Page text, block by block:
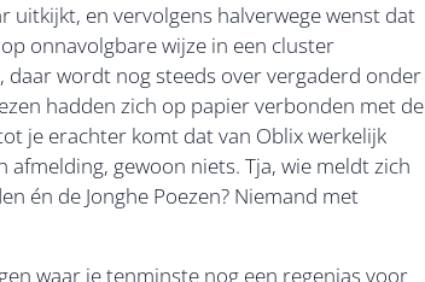
en vervolgens halverwege wenst dat
onnavolgbare wijze in een cluster
wordt nog steeds over vergaderd onder
hadden zich op papier verbonden met de
je erachter komt dat van Oblix werkelijk
gewoon niets. Tja, wie meldt zich
én de Jonghe Poezen? Niemand met
waar je tenminste nog een regenjas voor